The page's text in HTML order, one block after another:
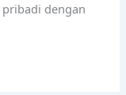
dengan